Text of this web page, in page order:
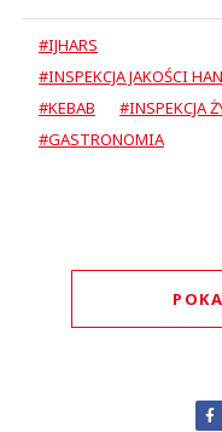
#IJHARS
#INSPEKCJA JAKOŚCI
#KEBAB
#INSPEKCJA
#GASTRONOMIA
Nie